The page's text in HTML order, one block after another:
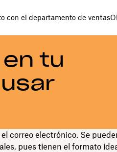
con el departamento de ventas
tu
correo electrónico. Se
pues tienen el formato